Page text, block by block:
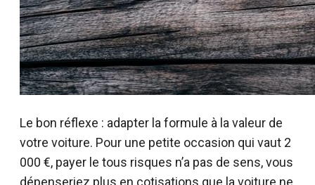
Le bon réflexe : adapter la formule à la valeur de
votre voiture. Pour une petite occasion qui vaut 2
000 €, payer le tous risques n’a pas de sens, vous
dépenseriez plus en cotisations que la voiture ne